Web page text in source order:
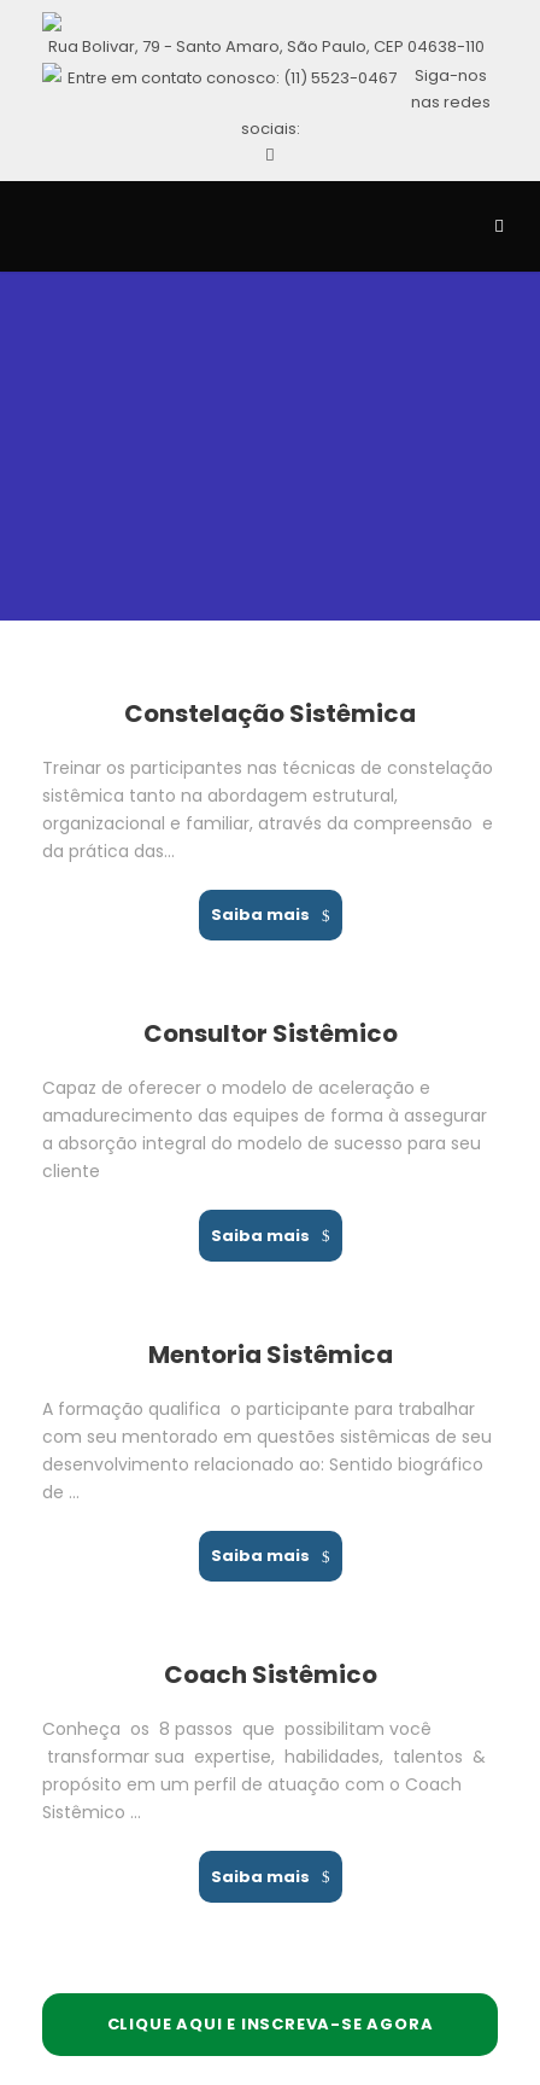
Rua Bolivar, 79 - Santo Amaro, São Paulo, CEP 04638-110
Entre em contato conosco: (11) 5523-0467
Siga-nos
nas redes
sociais:
Constelação Sistêmica
Treinar os participantes nas técnicas de constelação
sistêmica tanto na abordagem estrutural,
organizacional e familiar, através da compreensão e
da prática das…
Saiba mais
Consultor Sistêmico
Capaz de oferecer o modelo de aceleração e
amadurecimento das equipes de forma à assegurar
a absorção integral do modelo de sucesso para seu
cliente
Saiba mais
Mentoria Sistêmica
A formação qualifica o participante para trabalhar
com seu mentorado em questões sistêmicas de seu
desenvolvimento relacionado ao: Sentido biográfico
de …
Saiba mais
Coach Sistêmico
Conheça os 8 passos que possibilitam você
transformar sua expertise, habilidades, talentos &
propósito em um perfil de atuação com o Coach
Sistêmico …
Saiba mais
CLIQUE AQUI E INSCREVA-SE AGORA